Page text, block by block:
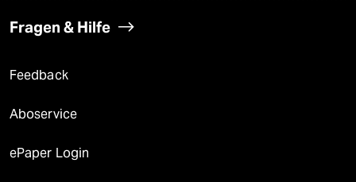
Fragen & Hilfe
Feedback
Aboservice
ePaper Login